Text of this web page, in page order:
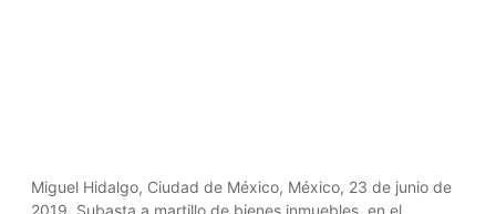
Miguel Hidalgo, Ciudad de México, México, 23 de junio de